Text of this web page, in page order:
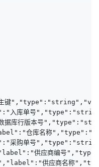
键
入库单号
据库行版本号
仓库名称
采购单号
供应商编号
供应商名称